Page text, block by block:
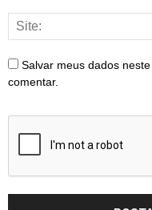
Salvar meus dados
comentar.